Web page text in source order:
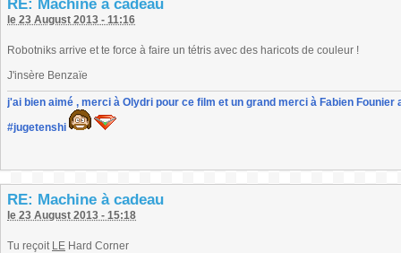
RE: Machine à cadeau
le 23 August 2013 - 11:16
Robotniks arrive et te force à faire un tétris avec des haricots de couleur !
J'insère Benzaïe
j'ai bien aimé , merci à Olydri pour ce film et un grand merci à Fabien
#jugetenshi
RE: Machine à cadeau
le 23 August 2013 - 15:18
Tu reçoit LE Hard Corner